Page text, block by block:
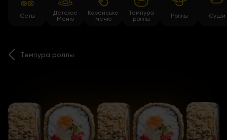
Сеты
Детское
Меню
Корейське
меню
Темпура
роллы
Роллы Суши
Темпура роллы